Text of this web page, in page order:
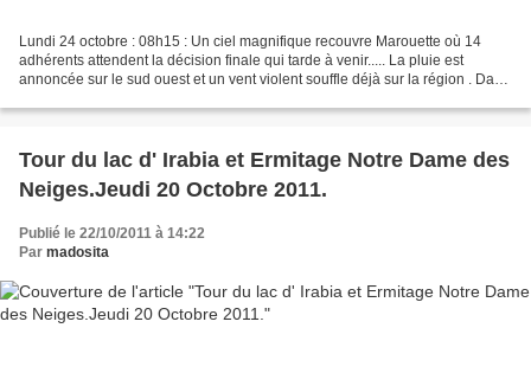
Lundi 24 octobre : 08h15 : Un ciel magnifique recouvre Marouette où 14
adhérents attendent la décision finale qui tarde à venir..... La pluie est
annoncée sur le sud ouest et un vent violent souffle déjà sur la région . Dans
Tour du lac d' Irabia et Ermitage Notre Dame des
Neiges.Jeudi 20 Octobre 2011.
Publié le 22/10/2011 à 14:22
Par madosita